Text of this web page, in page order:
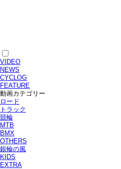
VIDEO
NEWS
CYCLOG
FEATURE
動画カテゴリー
ロード
トラック
競輪
MTB
BMX
OTHERS
銀輪の風
KIDS
EXTRA